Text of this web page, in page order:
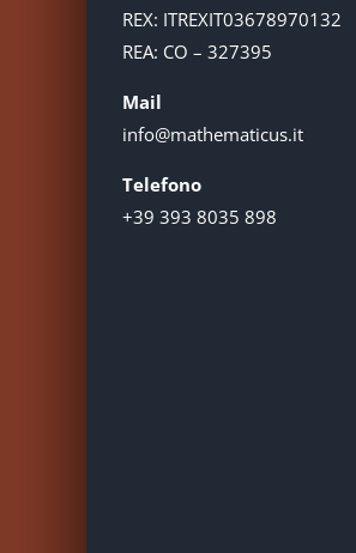
REX: ITREXIT03678970132
REA: CO – 327395
Mail
info@mathematicus.it
Telefono
+39 393 8035 898